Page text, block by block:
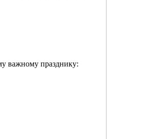
важному празднику: